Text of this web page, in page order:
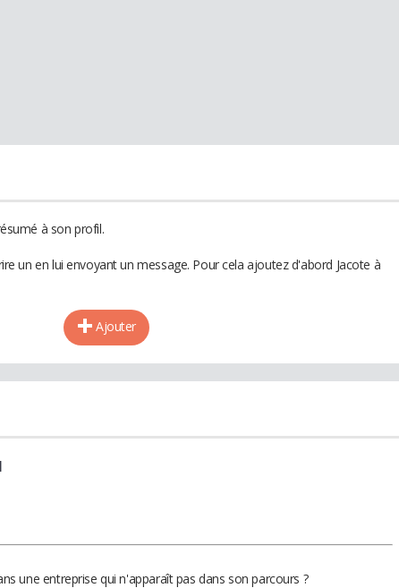
à son profil.
un en lui envoyant un message. Pour cela ajoutez d'abord Jacote à
Ajouter
une entreprise qui n'apparaît pas dans son parcours ?